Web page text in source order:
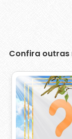
Confira outras